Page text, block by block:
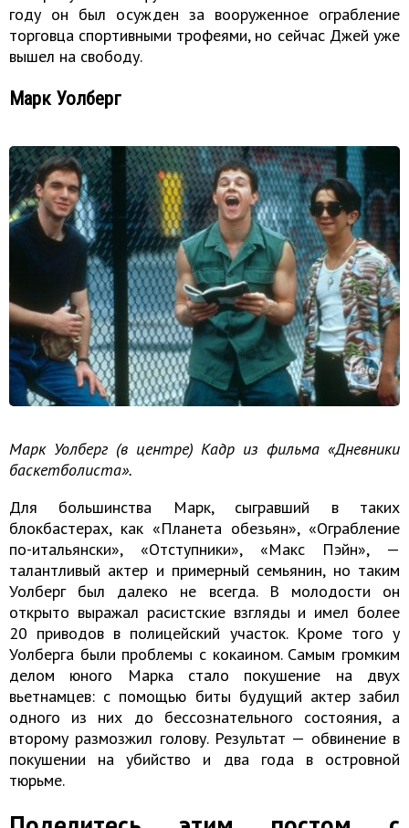
году он был осужден за вооруженное ограбление
торговца спортивными трофеями, но сейчас Джей уже
вышел на свободу.
Марк Уолберг
Марк Уолберг (в центре) Кадр из фильма «Дневники
баскетболиста».
Для большинства Марк, сыгравший в таких
блокбастерах, как «Планета обезьян», «Ограбление
по-итальянски», «Отступники», «Макс Пэйн», —
талантливый актер и примерный семьянин, но таким
Уолберг был далеко не всегда. В молодости он
открыто выражал расистские взгляды и имел более
20 приводов в полицейский участок. Кроме того у
Уолберга были проблемы с кокаином. Самым громким
делом юного Марка стало покушение на двух
вьетнамцев: с помощью биты будущий актер забил
одного из них до бессознательного состояния, а
второму размозжил голову. Результат — обвинение в
покушении на убийство и два года в островной
тюрьме.